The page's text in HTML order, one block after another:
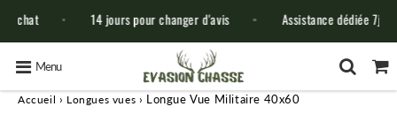
14 jours pour changer d'avis Assistance dédiée 7j/7
Menu
Accueil › Longues vues › Longue Vue Militaire 40x60